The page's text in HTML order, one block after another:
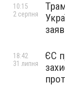
10:15
2 серпня
ЄС
18:42
31 липня